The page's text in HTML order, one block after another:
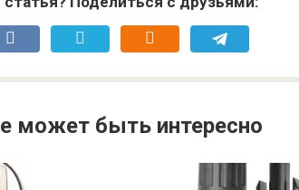
может быть интересно